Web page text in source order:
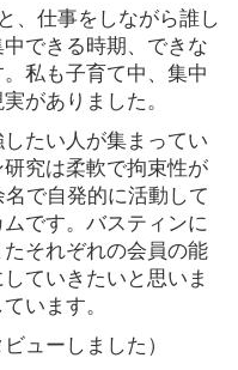
、仕事をしながら誰し
できる時期、できな
私も子育て中、集中
がありました。
たい人が集まってい
究は柔軟で拘束性が
で自発的に活動して
です。バスティンに
それぞれの会員の能
ていきたいと思いま
います。
ューしました）